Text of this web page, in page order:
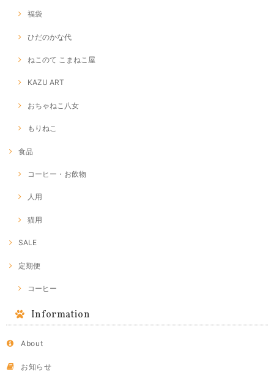
福袋
ひだのかな代
ねこのて こまねこ屋
KAZU ART
おちゃねこ八女
もりねこ
食品
コーヒー・お飲物
人用
猫用
SALE
定期便
コーヒー
Information
About
お知らせ